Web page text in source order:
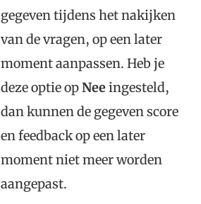
gegeven tijdens het nakijken
van de vragen, op een later
moment aanpassen. Heb je
deze optie opNeeingesteld,
dan kunnen de gegeven score
en feedback op een later
moment niet meer worden
aangepast.